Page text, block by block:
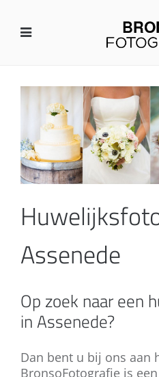
Assenede
Op zoek naar een
in Assenede?
Dan bent u bij ons aan
BronsoFotografie is